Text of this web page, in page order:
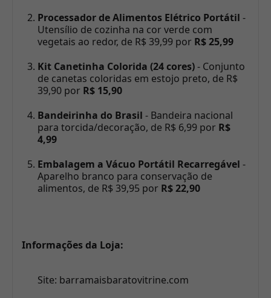
Processador de Alimentos Elétrico Portátil -
Utensílio de cozinha na cor verde com
vegetais ao redor, de R$ 39,99 por R$ 25,99
Kit Canetinha Colorida (24 cores)- Conjunto
de canetas coloridas em estojo preto, de R$
39,90 por R$ 15,90
Bandeirinha do Brasil - Bandeira nacional
para torcida/decoração, de R$ 6,99 por R$
4,99
Embalagem a Vácuo Portátil Recarregável -
Aparelho branco para conservação de
alimentos, de R$ 39,95 por R$ 22,90
Informações da Loja:
Site: barramaisbaratovitrine.com